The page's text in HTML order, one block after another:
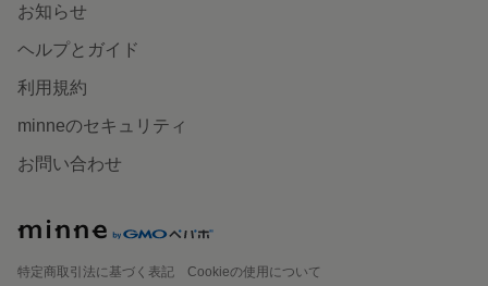
お知らせ
ヘルプとガイド
利用規約
minneのセキュリティ
お問い合わせ
特定商取引法に基づく表記
Cookieの使用について